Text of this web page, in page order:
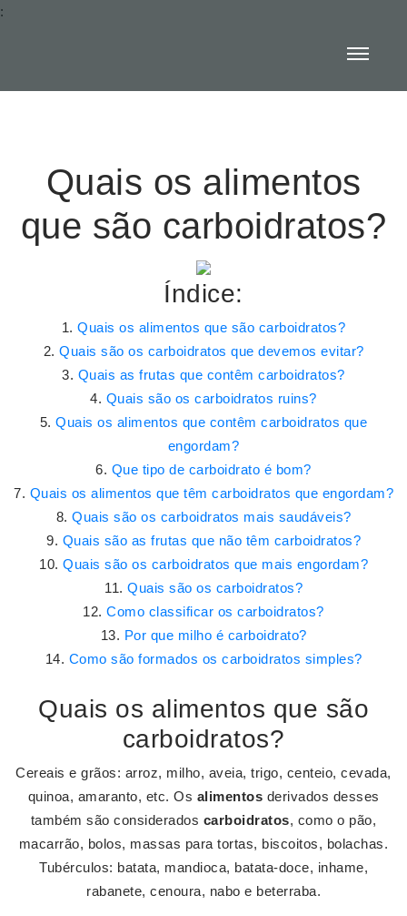
:
Quais os alimentos
que são carboidratos?
Índice:
Quais os alimentos que são carboidratos?
Quais são os carboidratos que devemos evitar?
Quais as frutas que contêm carboidratos?
Quais são os carboidratos ruins?
Quais os alimentos que contêm carboidratos que
engordam?
Que tipo de carboidrato é bom?
Quais os alimentos que têm carboidratos que engordam?
Quais são os carboidratos mais saudáveis?
Quais são as frutas que não têm carboidratos?
Quais são os carboidratos que mais engordam?
Quais são os carboidratos?
Como classificar os carboidratos?
Por que milho é carboidrato?
Como são formados os carboidratos simples?
Quais os alimentos que são
carboidratos?
Cereais e grãos: arroz, milho, aveia, trigo, centeio, cevada,
quinoa, amaranto, etc. Os alimentos derivados desses
também são considerados carboidratos, como o pão,
macarrão, bolos, massas para tortas, biscoitos, bolachas.
Tubérculos: batata, mandioca, batata-doce, inhame,
rabanete, cenoura, nabo e beterraba.